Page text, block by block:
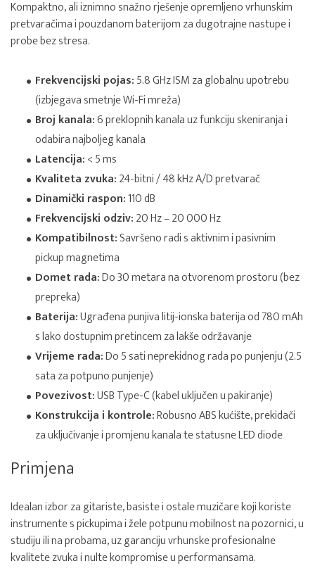
Kompaktno, ali iznimno snažno rješenje opremljeno vrhunskim
pretvaračima i pouzdanom baterijom za dugotrajne nastupe i
probe bez stresa.
Frekvencijski pojas:5.8 GHz ISM za globalnu upotrebu
(izbjegava smetnje Wi-Fi mreža)
Broj kanala:6 preklopnih kanala uz funkciju skeniranja i
odabira najboljeg kanala
Latencija:< 5 ms
Kvaliteta zvuka:24-bitni / 48 kHz A/D pretvarač
Dinamički raspon:110 dB
Frekvencijski odziv:20 Hz – 20 000 Hz
Kompatibilnost:Savršeno radi s aktivnim i pasivnim
pickup magnetima
Domet rada:Do 30 metara na otvorenom prostoru (bez
prepreka)
Baterija:Ugrađena punjiva litij-ionska baterija od 780 mAh
s lako dostupnim pretincem za lakše održavanje
Vrijeme rada:Do 5 sati neprekidnog rada po punjenju (2.5
sata za potpuno punjenje)
Povezivost:USB Type-C (kabel uključen u pakiranje)
Konstrukcija i kontrole:Robusno ABS kućište, prekidači
za uključivanje i promjenu kanala te statusne LED diode
Primjena
Idealan izbor za gitariste, basiste i ostale muzičare koji koriste
instrumente s pickupima i žele potpunu mobilnost na pozornici, u
studiju ili na probama, uz garanciju vrhunske profesionalne
kvalitete zvuka i nulte kompromise u performansama.